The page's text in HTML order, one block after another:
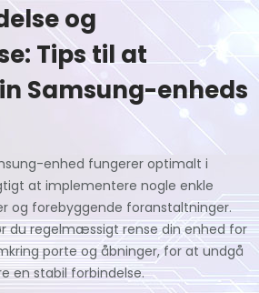
og
Tips til at
Samsung-enheds
enhed fungerer optimalt i
at implementere nogle enkle
og forebyggende foranstaltninger.
du regelmæssigt rense din enhed for
porte og åbninger, for at undgå
en stabil forbindelse.